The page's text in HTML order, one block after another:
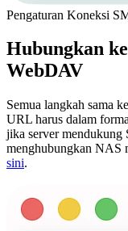
Pengaturan Koneksi
Hubungkan
WebDAV
Semua langkah sama
URL harus dalam
jika server mendukung
menghubungkan NAS
sini.